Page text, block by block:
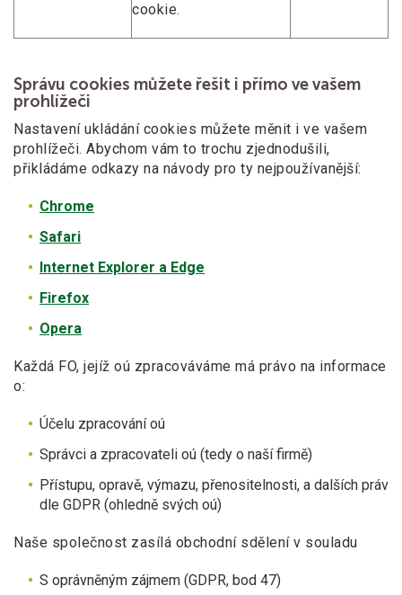
cookie.
Správu cookies můžete řešit i přímo ve vašem
prohlížeči
Nastavení ukládání cookies můžete měnit i ve vašem
prohlížeči. Abychom vám to trochu zjednodušili,
přikládáme odkazy na návody pro ty nejpoužívanější:
Chrome
Safari
Internet Explorer a Edge
Firefox
Opera
Každá FO, jejíž oú zpracováváme má právo na informace
o:
Účelu zpracování oú
Správci a zpracovateli oú (tedy o naší firmě)
Přístupu, opravě, výmazu, přenositelnosti, a dalších práv
dle GDPR (ohledně svých oú)
Naše společnost zasílá obchodní sdělení v souladu
S oprávněným zájmem (GDPR, bod 47)